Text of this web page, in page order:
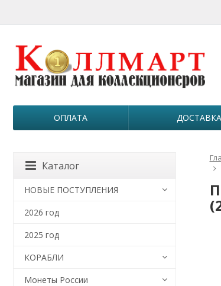
ОПЛАТА ДОСТАВКА
Каталог
НОВЫЕ ПОСТУПЛЕНИЯ
2026 год
2025 год
КОРАБЛИ
Монеты России